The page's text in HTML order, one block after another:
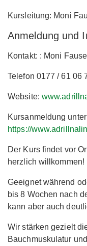
Kursleitung: Moni
Anmeldung und
Kontakt: : Moni
Telefon 0177 / 61 06
Website:
Kursanmeldung unter
https://
Der Kurs findet vor
herzlich willkommen!
Geeignet während
bis 8 Wochen nach
kann aber auch
Wir stärken gezielt
Bauchmuskulatur